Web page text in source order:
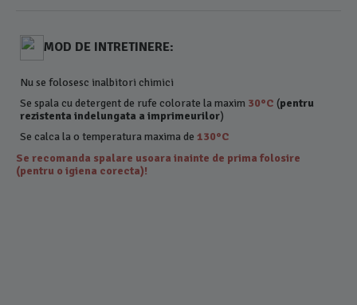
MOD DE INTRETINERE:
Nu se folosesc inalbitori chimici
Se spala cu detergent de rufe colorate la maxim 30°C (pentru
rezistenta indelungata a imprimeurilor)
Se calca la o temperatura maxima de130°C
Se recomanda spalare usoara inainte de prima folosire
(pentru o igiena corecta)!